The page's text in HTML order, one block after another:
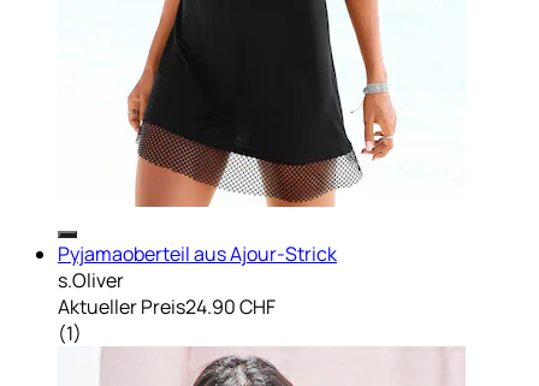
Pyjamaoberteil aus Ajour-Strick
s.Oliver
Aktueller Preis24.90 CHF
(1)